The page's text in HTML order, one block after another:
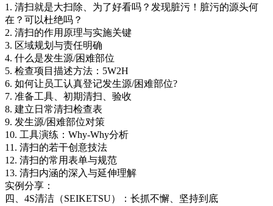
1. 清扫就是大扫除、为了好看吗？发现脏污！脏污的源头何
在？可以杜绝吗？
2. 清扫的作用原理与实施关键
3. 区域规划与责任明确
4. 什么是发生源/困难部位
5. 检查项目描述方法：5W2H
6. 如何让员工认真登记发生源/困难部位?
7. 准备工具、初期清扫、验收
8. 建立日常清扫检查表
9. 发生源/困难部位对策
10. 工具演练：Why-Why分析
11. 清扫的若干创意技法
12. 清扫的常用表单与规范
13. 清扫内涵的深入与延伸理解
实例分享：
四、4S清洁（SEIKETSU）：长抓不懈、坚持到底